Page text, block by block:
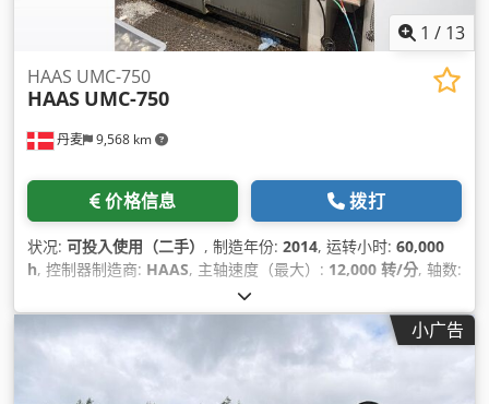
1 / 13
丹麦 9,568 km
HAAS UMC-750
HAAS UMC-750
价格信息 拨打
状况: 可投入使用（二手） , 制造年份: 2014, 运转小时: 60,000
h, 控制器制造商: HAAS, 主轴速度（最大）: 12,000 转/分, 轴数:
小广告